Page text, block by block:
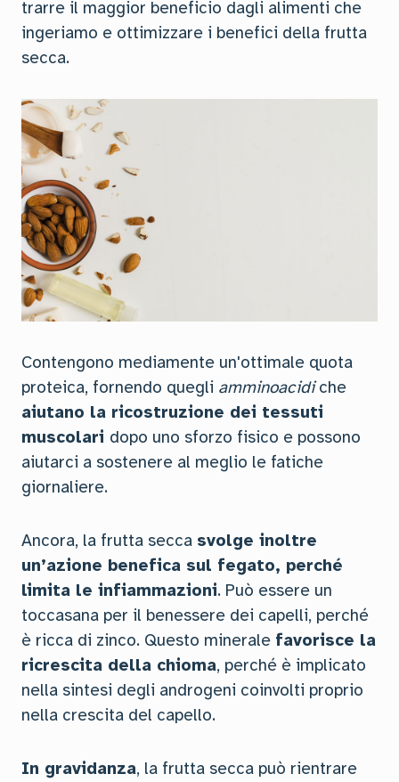
trarre il maggior beneficio dagli alimenti che
ingeriamo e ottimizzare i benefici della frutta
secca.
Contengono mediamente un'ottimale quota
proteica, fornendo quegli amminoacidiche
aiutano la ricostruzione dei tessuti
muscolari dopo uno sforzo fisico e possono
aiutarci a sostenere al meglio le fatiche
giornaliere.
Ancora, la frutta secca svolge inoltre
un’azione benefica sul fegato, perché
limita le infiammazioni. Può essere un
toccasana per il benessere dei capelli, perché
è ricca di zinco. Questo minerale favorisce la
ricrescita della chioma, perché è implicato
nella sintesi degli androgeni coinvolti proprio
nella crescita del capello.
In gravidanza, la frutta secca può rientrare